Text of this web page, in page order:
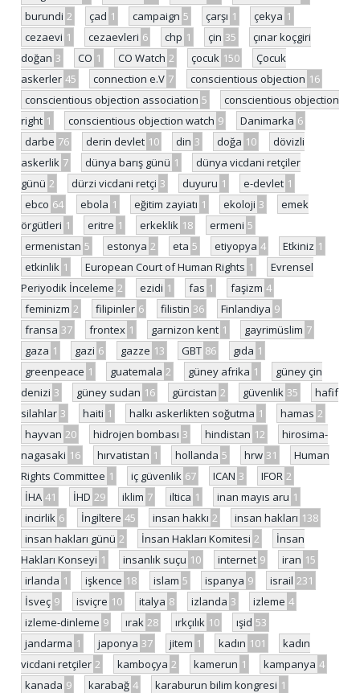
burundi 2 çad 1 campaign 5 çarşı 1 çekya 1
cezaevi 1 cezaevleri 6 chp 1 çin 35
çınar koçgiri
doğan 3 CO 1 CO Watch 2 çocuk 150
Çocuk
askerler 45 connection e.V 7 conscientious objection 16
conscientious objection association 5
conscientious objection
right 1 conscientious objection watch 9 Danimarka 6
darbe 76 derin devlet 10 din 3 doğa 10
dövizli
askerlik 7 dünya barış günü 1
dünya vicdani retçiler
günü 2 dürzi vicdani retçi 3 duyuru 1 e-devlet 1
ebco 64 ebola 1 eğitim zayiatı 1 ekoloji 3
emek
örgütleri 1 eritre 1 erkeklik 18 ermeni 5
ermenistan 5 estonya 2 eta 5 etiyopya 4 Etkiniz 1
etkinlik 1 European Court of Human Rights 1
Evrensel
Periyodik İnceleme 2 ezidi 1 fas 1 faşizm 4
feminizm 2 filipinler 6 filistin 36 Finlandiya 9
fransa 37 frontex 1 garnizon kent 1 gayrimüslim 7
gaza 1 gazi 6 gazze 13 GBT 86 gıda 1
greenpeace 1 guatemala 2 güney afrika 1
güney çin
denizi 3 güney sudan 16 gürcistan 2 güvenlik 35
hafif
silahlar 3 haiti 1 halkı askerlikten soğutma 1 hamas 2
hayvan 20 hidrojen bombası 3 hindistan 12
hirosima-
nagasaki 16 hırvatistan 1 hollanda 5 hrw 31
Human
Rights Committee 1 iç güvenlik 67 ICAN 3 IFOR 2
İHA 41 İHD 29 iklim 7 iltica 1 inan mayıs aru 1
incirlik 6 İngiltere 45 insan hakkı 2 insan hakları 138
insan hakları günü 2 İnsan Hakları Komitesi 2
İnsan
Hakları Konseyi 1 insanlık suçu 10 internet 9 iran 15
irlanda 1 işkence 18 islam 5 ispanya 9 israil 231
İsveç 9 isviçre 10 italya 8 izlanda 3 izleme 4
izleme-dinleme 9 ırak 28 ırkçılık 10 ışid 53
jandarma 1 japonya 37 jitem 1 kadın 101
kadın
vicdani retçiler 2 kamboçya 2 kamerun 1 kampanya 4
kanada 9 karabağ 4 karaburun bilim kongresi 1